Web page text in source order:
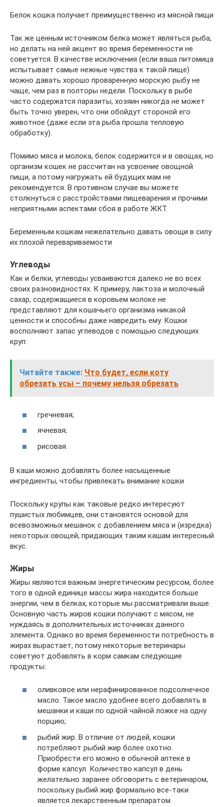
Белок кошка получает преимущественно из мясной пищи
Так же ценным источником белка может являться рыба,
но делать на ней акцент во время беременности не
советуется. В качестве исключения (если ваша питомица
испытывает самые нежные чувства к такой пище)
можно давать хорошо проваренную морскую рыбу не
чаще, чем раз в полторы недели. Поскольку в рыбе
часто содержатся паразиты, хозяин никогда не может
быть точно уверен, что они обойдут стороной его
животное (даже если эта рыба прошла тепловую
обработку).
Помимо мяса и молока, белок содержится и в овощах, но
организм кошек не рассчитан на усвоение овощной
пищи, а потому нагружать ей будущих мам не
рекомендуется. В противном случае вы можете
столкнуться с расстройствами пищеварения и прочими
неприятными аспектами сбоя в работе ЖКТ.
Беременным кошкам нежелательно давать овощи в силу
их плохой перевариваемости
Углеводы
Как и белки, углеводы усваиваются далеко не во всех
своих разновидностях. К примеру, лактоза и молочный
сахар, содержащиеся в коровьем молоке не
представляют для кошачьего организма никакой
ценности и способны даже навредить ему. Кошки
восполняют запас углеводов с помощью следующих
круп:
Читайте также: Что будет, если коту
обрезать усы – почему нельзя обрезать
гречневая;
ячневая;
рисовая.
В каши можно добавлять более насыщенные
ингредиенты, чтобы привлекать внимание кошки
Поскольку крупы как таковые редко интересуют
пушистых любимцев, они становятся основой для
всевозможных мешанок с добавлением мяса и (изредка)
некоторых овощей, придающих таким кашам интересный
вкус.
Жиры
Жиры являются важным энергетическим ресурсом, более
того в одной единице массы жира находится больше
энергии, чем в белках, которые мы рассматривали выше.
Основную часть жиров кошки получают с мясом, не
нуждаясь в дополнительных источниках данного
элемента. Однако во время беременности потребность в
жирах вырастает, потому некоторые ветеринары
советуют добавлять в корм самкам следующие
продукты:
оливковое или нерафинированное подсолнечное
масло. Такое масло удобнее всего добавлять в
мешанки и каши по одной чайной ложке на одну
порцию;
рыбий жир. В отличие от людей, кошки
потребляют рыбий жир более охотно.
Приобрести его можно в обычной аптеке в
форме капсул. Количество капсул в день
желательно заранее обговорить с ветеринаром,
поскольку рыбий жир формально все-таки
является лекарственным препаратом.